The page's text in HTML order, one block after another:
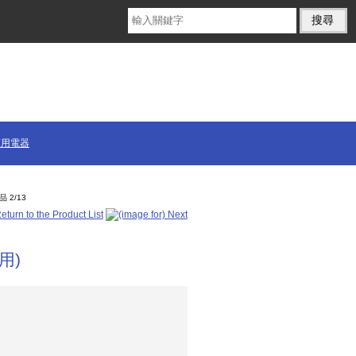
電器
2/13
)